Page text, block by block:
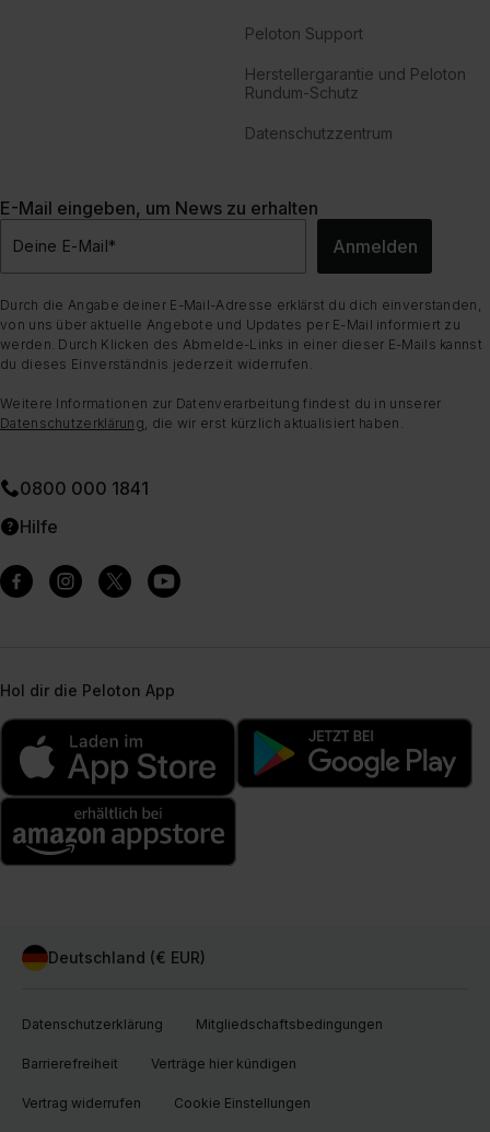
Peloton Support
Herstellergarantie und Peloton
Rundum-Schutz
Datenschutzzentrum
E-Mail eingeben, um News zu erhalten
Deine E-Mail* Anmelden
Durch die Angabe deiner E-Mail-Adresse erklärst du dich einverstanden,
von uns über aktuelle Angebote und Updates per E-Mail informiert zu
werden. Durch Klicken des Abmelde-Links in einer dieser E-Mails kannst
du dieses Einverständnis jederzeit widerrufen.
Weitere Informationen zur Datenverarbeitung findest du in unserer
Datenschutzerklärung, die wir erst kürzlich aktualisiert haben.
0800 000 1841
Hilfe
Hol dir die Peloton App
Deutschland (€ EUR)
Datenschutzerklärung Mitgliedschaftsbedingungen
Barrierefreiheit Verträge hier kündigen
Vertrag widerrufen Cookie Einstellungen